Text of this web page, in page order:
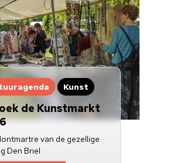
Kunst
de Kunstmarkt
van de gezellige
Den Briel